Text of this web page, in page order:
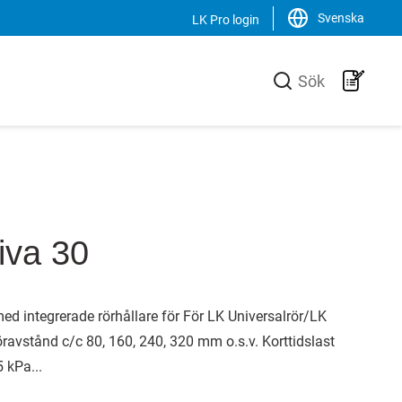
LK Pro login Svenska
unik
Svenska
English
Sök
30
integrerade rörhållare för För LK Universalrör/LK
c/c 80, 160, 240, 320 mm o.s.v. Korttidslast
kPa...